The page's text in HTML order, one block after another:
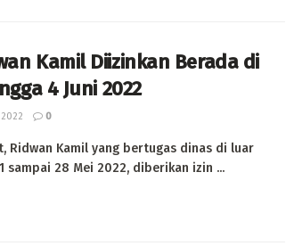
Kamil Diizinkan Berada di
4 Juni 2022
0
Ridwan Kamil yang bertugas dinas di luar
sampai 28 Mei 2022, diberikan izin ...